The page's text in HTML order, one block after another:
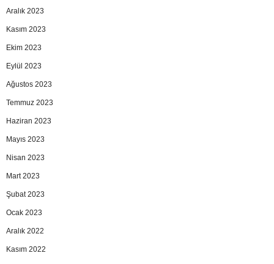
Aralık 2023
Kasım 2023
Ekim 2023
Eylül 2023
Ağustos 2023
Temmuz 2023
Haziran 2023
Mayıs 2023
Nisan 2023
Mart 2023
Şubat 2023
Ocak 2023
Aralık 2022
Kasım 2022